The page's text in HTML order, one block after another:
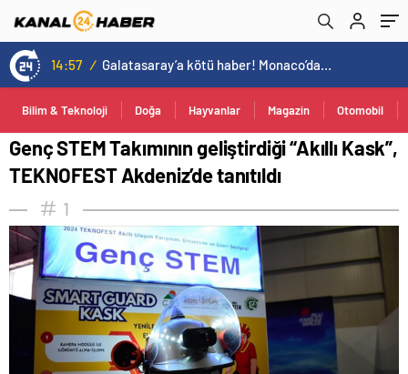
14:57 / Galatasaray’a kötü haber! Monaco’dan flaş Onyekuru kararı.
Bilim & Teknoloji Doğa Hayvanlar Magazin Otomobil
Genç STEM Takımının geliştirdiği “Akıllı Kask”,
TEKNOFEST Akdeniz’de tanıtıldı
1